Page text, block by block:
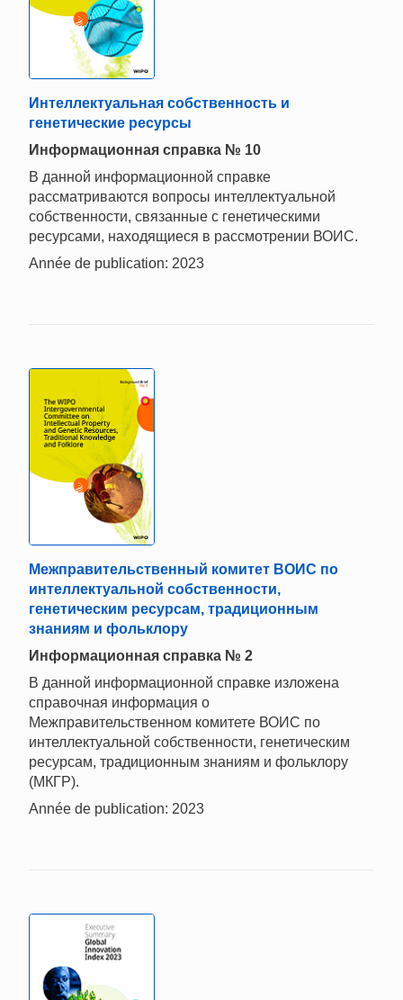
Интеллектуальная собственность и
генетические ресурсы
Информационная справка № 10
В данной информационной справке
рассматриваются вопросы интеллектуальной
собственности, связанные с генетическими
ресурсами, находящиеся в рассмотрении ВОИС.
Année de publication: 2023
Межправительственный комитет ВОИС по
интеллектуальной собственности,
генетическим ресурсам, традиционным
знаниям и фольклору
Информационная справка № 2
В данной информационной справке изложена
справочная информация о
Межправительственном комитете ВОИС по
интеллектуальной собственности, генетическим
ресурсам, традиционным знаниям и фольклору
(МКГР).
Année de publication: 2023